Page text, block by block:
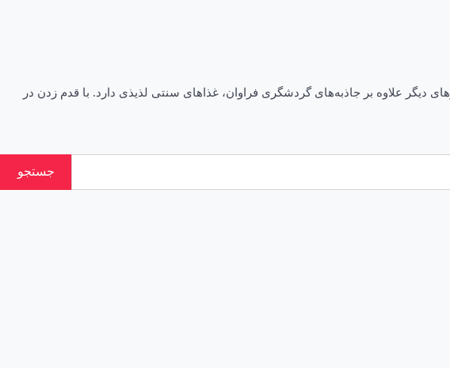
دیگر علاوه بر جاذبه‌های گردشگری فراوان، غذاهای سنتی لذیذی دارد. با قدم زدن در